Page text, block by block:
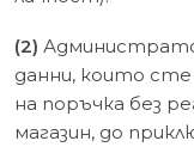
(2)
данни, които
на поръчка без
магазин, до